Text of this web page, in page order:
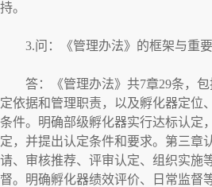
持。
3.问：《管理办法》的框架与重要
答：《管理办法》共7章29条，包
定依据和管理职责，以及孵化器定位
条件。明确部级孵化器实行达标认定
定，并提出认定条件和要求。第三章
请、审核推荐、评审认定、组织实施
督。明确孵化器绩效评价、日常监督